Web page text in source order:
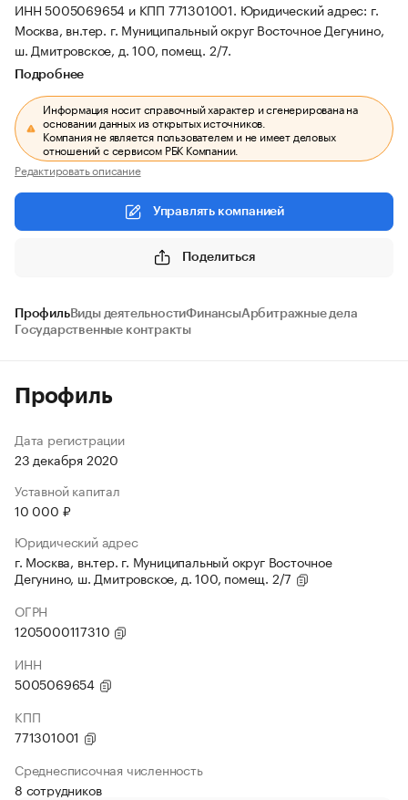
ИНН 5005069654 и КПП 771301001. Юридический адрес: г.
Москва, вн.тер. г. Муниципальный округ Восточное Дегунино,
ш. Дмитровское, д. 100, помещ. 2/7.
Подробнее
Информация носит справочный характер и сгенерирована на
основании данных из открытых источников.
Компания не является пользователем и не имеет деловых
отношений с сервисом РБК Компании.
Редактировать описание
Управлять компанией
Поделиться
ПрофильВиды деятельностиФинансыАрбитражные дела
Государственные контракты
Профиль
Дата регистрации
23 декабря 2020
Уставной капитал
10 000 ₽
Юридический адрес
г. Москва, вн.тер. г. Муниципальный округ Восточное
Дегунино, ш. Дмитровское, д. 100, помещ. 2/7
ОГРН
1205000117310
ИНН
5005069654
КПП
771301001
Среднесписочная численность
8 сотрудников